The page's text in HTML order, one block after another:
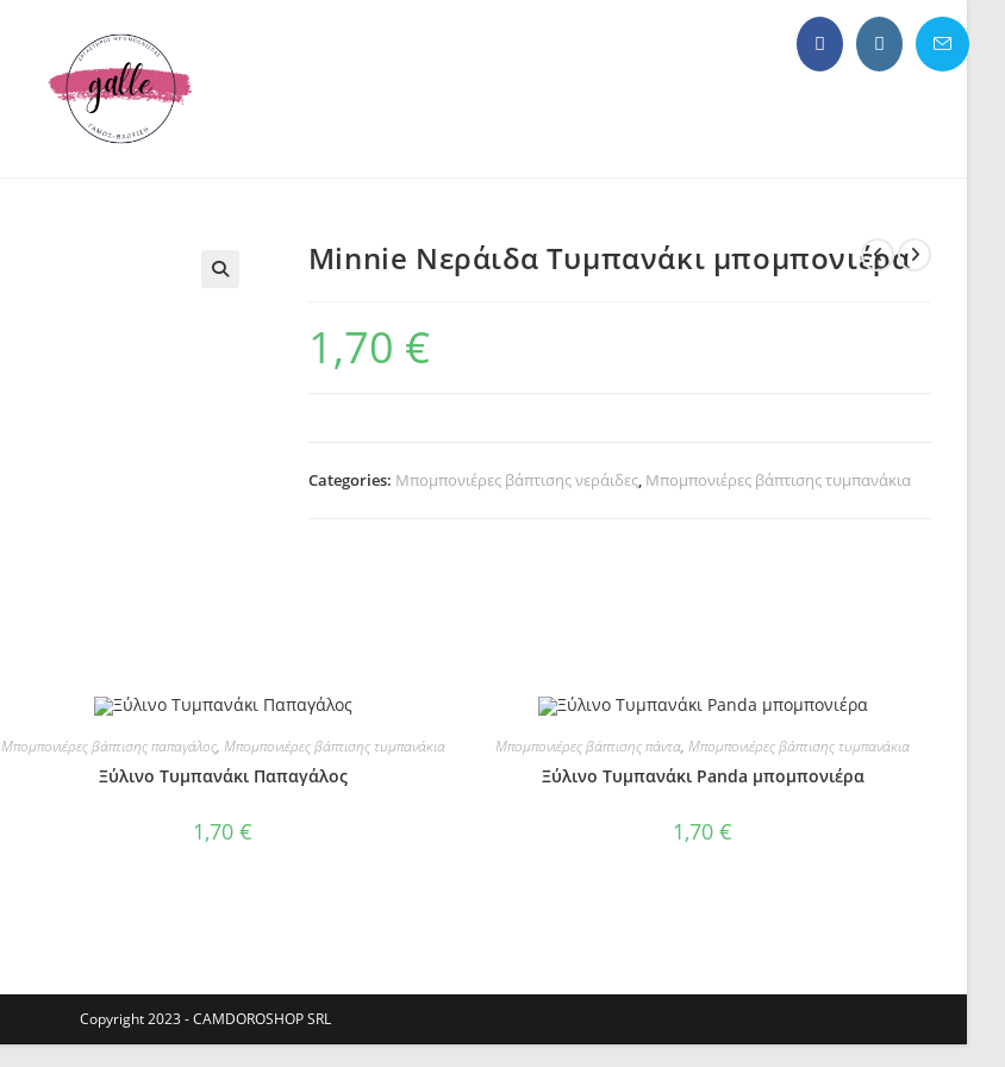
Minnie Νεράιδα Τυμπανάκι μπομπονιέρα
1,70 €
Categories: Μπομπονιέρες βάπτισης νεράιδες, Μπομπονιέρες βάπτισης τυμπανάκια
Μπομπονιέρες βάπτισης παπαγάλος, Μπομπονιέρες βάπτισης τυμπανάκια
Ξύλινο Τυμπανάκι Παπαγάλος
1,70€
Μπομπονιέρες βάπτισης πάντα,Μπομπονιέρες βάπτισης τυμπανάκια
Ξύλινο Τυμπανάκι Panda μπομπονιέρα
1,70€
Copyright 2023 - CAMDOROSHOP SRL